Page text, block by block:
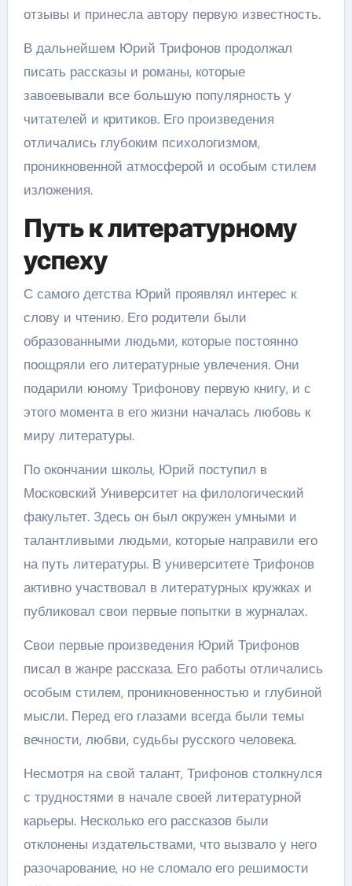
отзывы и принесла автору первую известность.
В дальнейшем Юрий Трифонов продолжал
писать рассказы и романы, которые
завоевывали все большую популярность у
читателей и критиков. Его произведения
отличались глубоким психологизмом,
проникновенной атмосферой и особым стилем
изложения.
Путь к литературному
успеху
С самого детства Юрий проявлял интерес к
слову и чтению. Его родители были
образованными людьми, которые постоянно
поощряли его литературные увлечения. Они
подарили юному Трифонову первую книгу, и с
этого момента в его жизни началась любовь к
миру литературы.
По окончании школы, Юрий поступил в
Московский Университет на филологический
факультет. Здесь он был окружен умными и
талантливыми людьми, которые направили его
на путь литературы. В университете Трифонов
активно участвовал в литературных кружках и
публиковал свои первые попытки в журналах.
Свои первые произведения Юрий Трифонов
писал в жанре рассказа. Его работы отличались
особым стилем, проникновенностью и глубиной
мысли. Перед его глазами всегда были темы
вечности, любви, судьбы русского человека.
Несмотря на свой талант, Трифонов столкнулся
с трудностями в начале своей литературной
карьеры. Несколько его рассказов были
отклонены издательствами, что вызвало у него
разочарование, но не сломало его решимости